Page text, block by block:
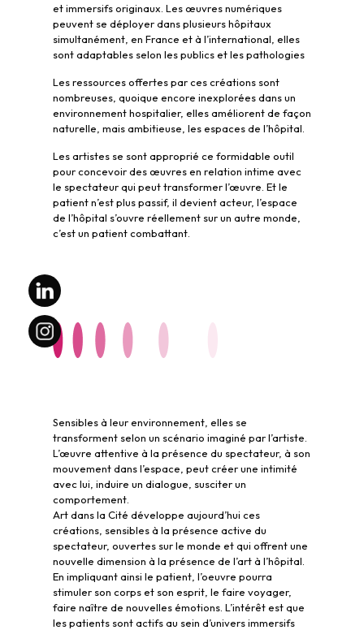
et immersifs originaux. Les œuvres numériques
peuvent se déployer dans plusieurs hôpitaux
simultanément, en France et à l’international, elles
sont adaptables selon les publics et les pathologies
Les ressources offertes par ces créations sont
nombreuses, quoique encore inexplorées dans un
environnement hospitalier, elles améliorent de façon
naturelle, mais ambitieuse, les espaces de l’hôpital.
Les artistes se sont approprié ce formidable outil
pour concevoir des œuvres en relation intime avec
le spectateur qui peut transformer l’œuvre. Et le
patient n’est plus passif, il devient acteur, l’espace
de l’hôpital s’ouvre réellement sur un autre monde,
c’est un patient combattant.
Sensibles à leur environnement, elles se
transforment selon un scénario imaginé par l’artiste.
L’œuvre attentive à la présence du spectateur, à son
mouvement dans l’espace, peut créer une intimité
avec lui, induire un dialogue, susciter un
comportement.
Art dans la Cité développe aujourd’hui ces
créations, sensibles à la présence active du
spectateur, ouvertes sur le monde et qui offrent une
nouvelle dimension à la présence de l’art à l’hôpital.
En impliquant ainsi le patient, l’oeuvre pourra
stimuler son corps et son esprit, le faire voyager,
faire naître de nouvelles émotions. L’intérêt est que
les patients sont actifs au sein d’univers immersifs